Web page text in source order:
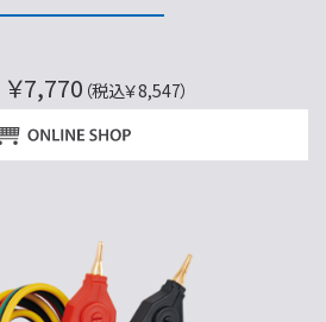
￥7,770 （税込￥8,547）